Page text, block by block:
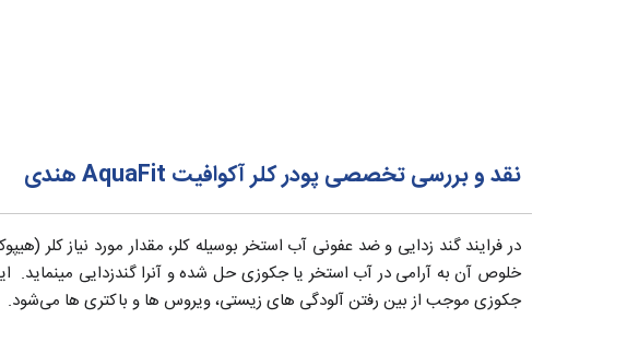
نقد و بررسی تخصصی پودر کلر آکوافیت AquaFit هندی
در فرایند گند زدایی و ضد عفونی آب استخر بوسیله کلر، مقدار مورد نیاز کلر
خلوص آن به آرامی در آب استخر یا جکوزی حل شده و آنرا گندزدایی
جکوزی موجب از بین رفتن آلودگی های زیستی، ویروس ها و باکتری ها می‌شود.